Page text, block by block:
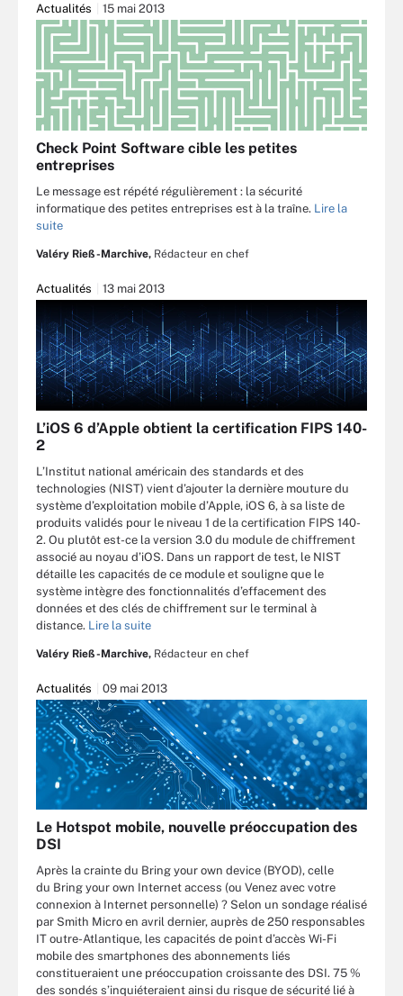
Actualités 15 mai 2013
Check Point Software cible les petites
entreprises
Le message est répété régulièrement : la sécurité
informatique des petites entreprises est à la traîne. Lire la
suite
Valéry Rieß-Marchive, Rédacteur en chef
Actualités 13 mai 2013
L’iOS 6 d’Apple obtient la certification FIPS 140-
2
L’Institut national américain des standards et des
technologies (NIST) vient d’ajouter la dernière mouture du
système d’exploitation mobile d’Apple, iOS 6, à sa liste de
produits validés pour le niveau 1 de la certification FIPS 140-
2. Ou plutôt est-ce la version 3.0 du module de chiffrement
associé au noyau d’iOS. Dans un rapport de test, le NIST
détaille les capacités de ce module et souligne que le
système intègre des fonctionnalités d’effacement des
données et des clés de chiffrement sur le terminal à
distance. Lire la suite
Valéry Rieß-Marchive, Rédacteur en chef
Actualités 09 mai 2013
Le Hotspot mobile, nouvelle préoccupation des
DSI
Après la crainte du Bring your own device (BYOD), celle
du Bring your own Internet access (ou Venez avec votre
connexion à Internet personnelle) ? Selon un sondage réalisé
par Smith Micro en avril dernier, auprès de 250 responsables
IT outre-Atlantique, les capacités de point d’accès Wi-Fi
mobile des smartphones des abonnements liés
constitueraient une préoccupation croissante des DSI. 75 %
des sondés s’inquiéteraient ainsi du risque de sécurité lié à